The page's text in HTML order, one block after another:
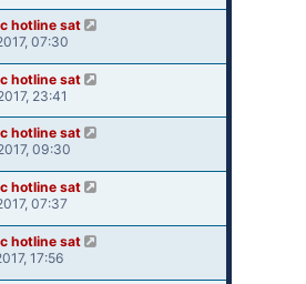
hotline sat
07:30
hotline sat
23:41
hotline sat
09:30
hotline sat
07:37
hotline sat
17:56